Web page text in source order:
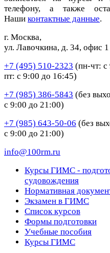
телефону, а также
Наши контактные данные.
г. Москва,
ул. Лавочкина, д. 34, офис 1
+7 (495) 510-2323 (пн-чт:
пт: с 9:00 до 16:45)
+7 (985) 386-5843 (без
с 9:00 до 21:00)
+7 (985) 643-50-06 (без
с 9:00 до 21:00)
info@100rm.ru
Курсы ГИМС -
судовождения
Нормативная
Экзамен в ГИМС
Список курсов
Формы подготовки
Учебные пособия
Курсы ГИМС